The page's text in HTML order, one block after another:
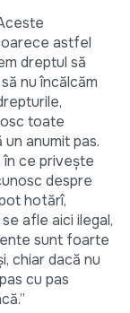
astfel
dreptul să
nu încălcăm
toate
anumit pas.
ce privește
despre
hotărî,
afle aici ilegal,
sunt foarte
chiar dacă nu
cu pas